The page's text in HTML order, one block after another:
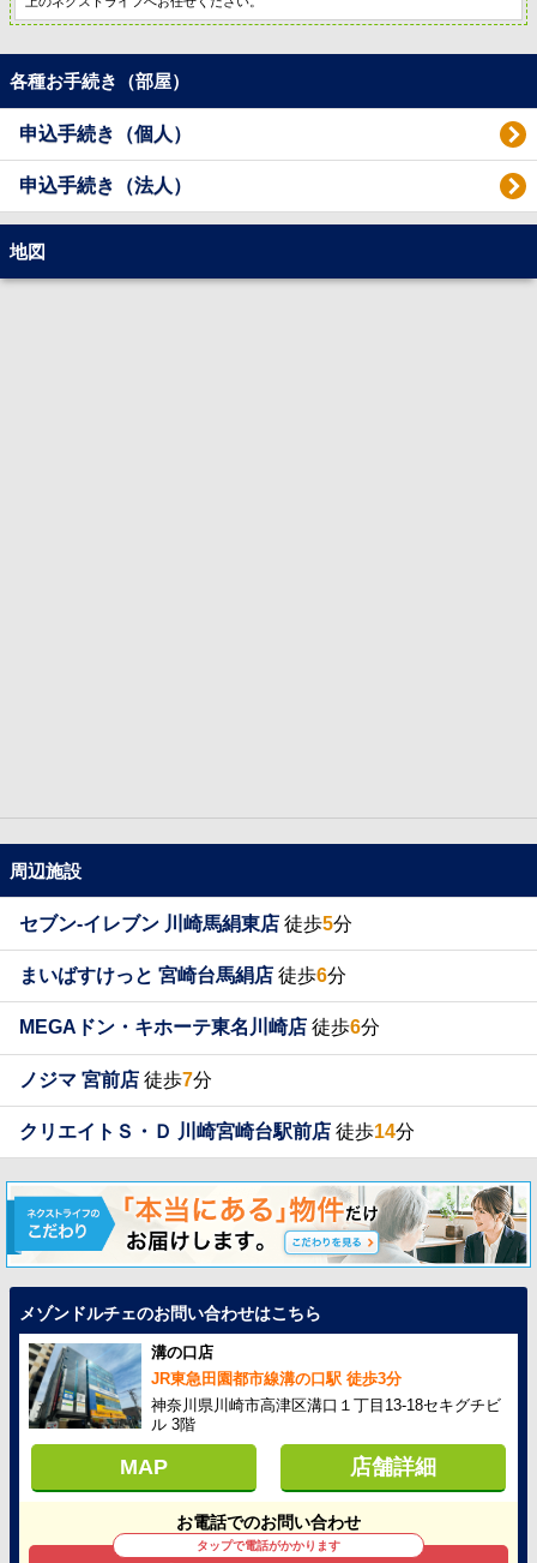
各種お手続き（部屋）
申込手続き（個人）
申込手続き（法人）
地図
周辺施設
セブン-イレブン 川崎馬絹東店 徒歩5分
まいばすけっと 宮崎台馬絹店 徒歩6分
MEGAドン・キホーテ東名川崎店 徒歩6分
ノジマ 宮前店 徒歩7分
クリエイトＳ・Ｄ 川崎宮崎台駅前店 徒歩14分
メゾンドルチェのお問い合わせはこちら
溝の口店
JR東急田園都市線溝の口駅 徒歩3分
神奈川県川崎市高津区溝口１丁目13-18セキグチビ
ル 3階
MAP 店舗詳細
お電話でのお問い合わせ
タップで電話がかかります